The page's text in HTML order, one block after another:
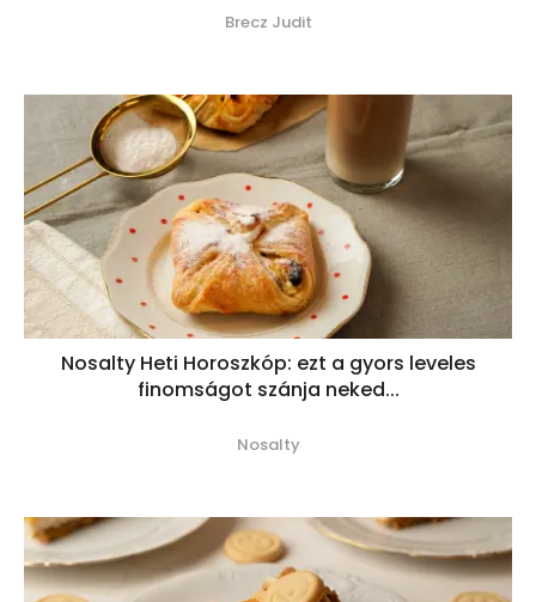
Brecz Judit
Nosalty Heti Horoszkóp: ezt a gyors leveles
finomságot szánja neked...
Nosalty